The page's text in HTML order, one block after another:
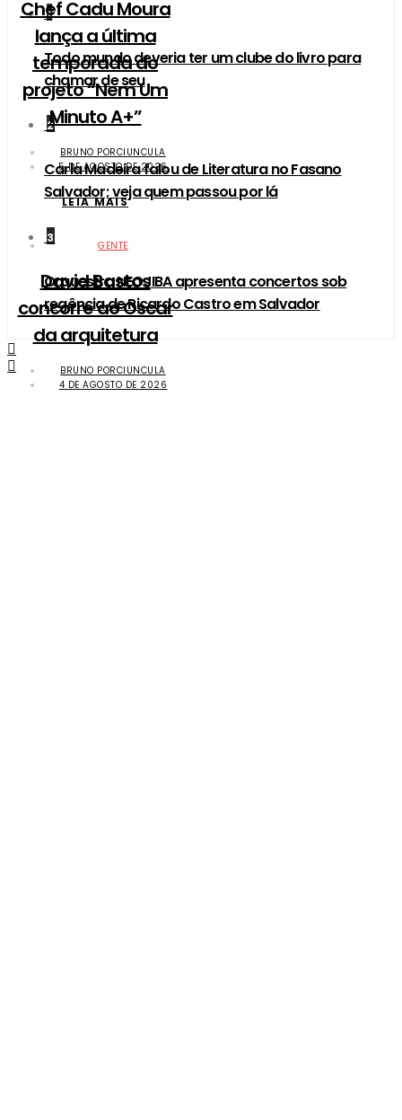
1
Todo mundo deveria ter um clube do livro para
chamar de seu
2
Carla Madeira falou de Literatura no Fasano
Salvador; veja quem passou por lá
3
Orquestra NEOJIBA apresenta concertos sob
regência de Ricardo Castro em Salvador
​Chef Cadu Moura
lança a última
temporada do
projeto “Nem Um
Minuto A+”
BRUNO PORCIUNCULA
5 DE AGOSTO DE 2026
LEIA MAIS
GENTE
David Bastos
concorre ao Oscar
da arquitetura
BRUNO PORCIUNCULA
4 DE AGOSTO DE 2026